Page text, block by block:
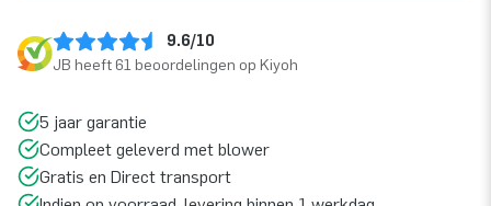
9.6/10
JB heeft 61 beoordelingen op Kiyoh
5 jaar garantie
Compleet geleverd met blower
Gratis en Direct transport